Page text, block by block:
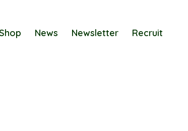
News Newsletter Recruit